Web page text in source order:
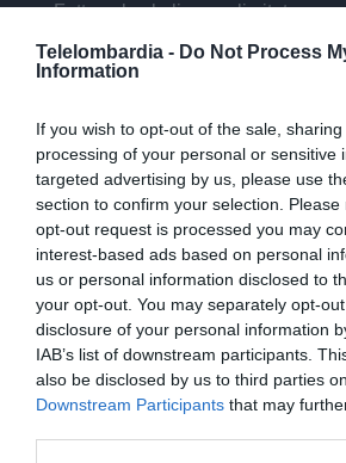
Telelombardia - Do Not Process
Information
If you wish to opt-out of the sale,
processing of your personal or sensitive
targeted advertising by us, please use
section to confirm your selection.
opt-out request is processed you may
interest-based ads based on personal
us or personal information disclosed to
your opt-out. You may separately opt-
disclosure of your personal information
IAB’s list of downstream participants.
also be disclosed by us to third parties
Downstream Participants that may
Fatta salva la licenza limitata
diritto, titolo o interesse
d'autore o altre indicazioni di
comprese nel Servizio o nei
7.4 Qualsiasi copia, accesso,
esibizione pubblica o
altro uso di qualsiasi parte del
Contenuti) diversa/o da quanto
autorizzato dai presenti Termini
violazione dei diritti di proprietà
Telelombardia (e/o di quelli dei
proprietari) e violazione dei
7.5 Nell'eventualità di violazione